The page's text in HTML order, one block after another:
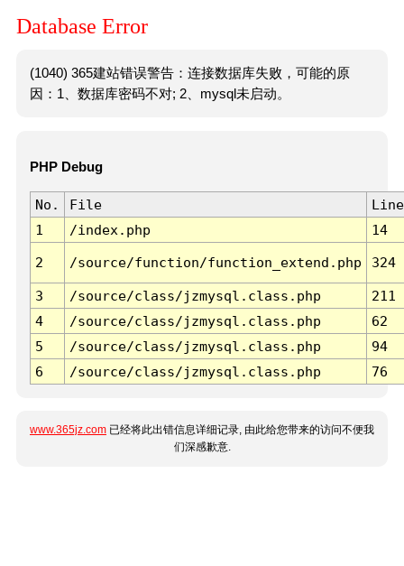
Database Error
(1040) 365建站错误警告：连接数据库失败，可能的原
因：1、数据库密码不对; 2、mysql未启动。
PHP Debug
No. File
Line
1
/index.php 14
2 /source/function/function_extend.php 324
3 /source/class/jzmysql.class.php
211
4
/source/class/jzmysql.class.php
62
5
/source/class/jzmysql.class.php
94
6
/source/class/jzmysql.class.php 76
www.365jz.com 已经将此出错信息详细记录, 由此给您带来的访问不便我
们深感歉意.